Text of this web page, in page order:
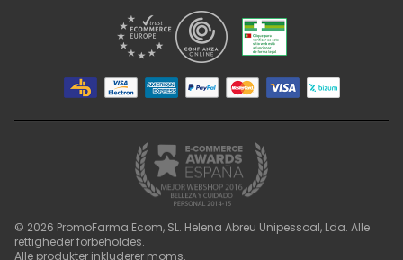
© 2026 PromoFarma Ecom, SL. Helena Abreu Unipessoal, Lda. Alle
rettigheder forbeholdes.
Alle produkter inkluderer moms.